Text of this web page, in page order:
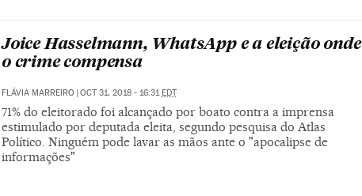
Joice Hasselmann, WhatsApp e a eleição onde
o crime compensa
FLÁVIA MARREIRO | OCT 31, 2018 - 16:31 EDT
71% do eleitorado foi alcançado por boato contra a imprensa
estimulado por deputada eleita, segundo pesquisa do Atlas
Político. Ninguém pode lavar as mãos ante o "apocalipse de
informações"